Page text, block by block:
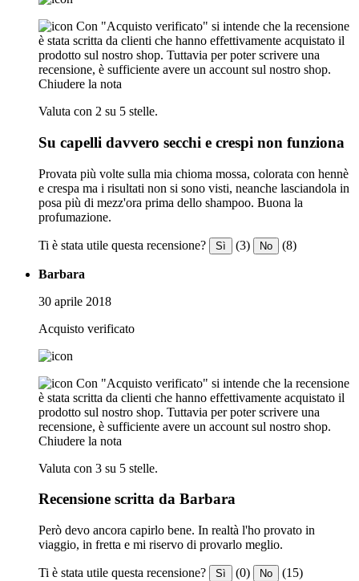
Con "Acquisto verificato" si intende che la recensione
è stata scritta da clienti che hanno effettivamente acquistato il
prodotto sul nostro shop. Tuttavia per poter scrivere una
recensione, è sufficiente avere un account sul nostro shop.
Chiudere la nota
Valuta con 2 su 5 stelle.
Su capelli davvero secchi e crespi non funziona
Provata più volte sulla mia chioma mossa, colorata con hennè
e crespa ma i risultati non si sono visti, neanche lasciandola in
posa più di mezz'ora prima dello shampoo. Buona la
profumazione.
Ti è stata utile questa recensione? Sì (3) No (8)
Barbara
30 aprile 2018
Acquisto verificato
Con "Acquisto verificato" si intende che la recensione
è stata scritta da clienti che hanno effettivamente acquistato il
prodotto sul nostro shop. Tuttavia per poter scrivere una
recensione, è sufficiente avere un account sul nostro shop.
Chiudere la nota
Valuta con 3 su 5 stelle.
Recensione scritta da Barbara
Però devo ancora capirlo bene. In realtà l'ho provato in
viaggio, in fretta e mi riservo di provarlo meglio.
Ti è stata utile questa recensione? Sì (0) No (15)